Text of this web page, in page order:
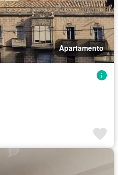
Apartamento